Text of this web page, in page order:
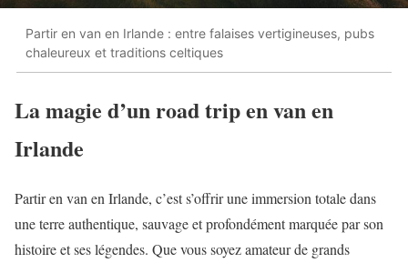
Partir en van en Irlande : entre falaises vertigineuses, pubs
chaleureux et traditions celtiques
La magie d’un road trip en van en
Irlande
Partir en van en Irlande, c’est s’offrir une immersion totale dans
une terre authentique, sauvage et profondément marquée par son
histoire et ses légendes. Que vous soyez amateur de grands